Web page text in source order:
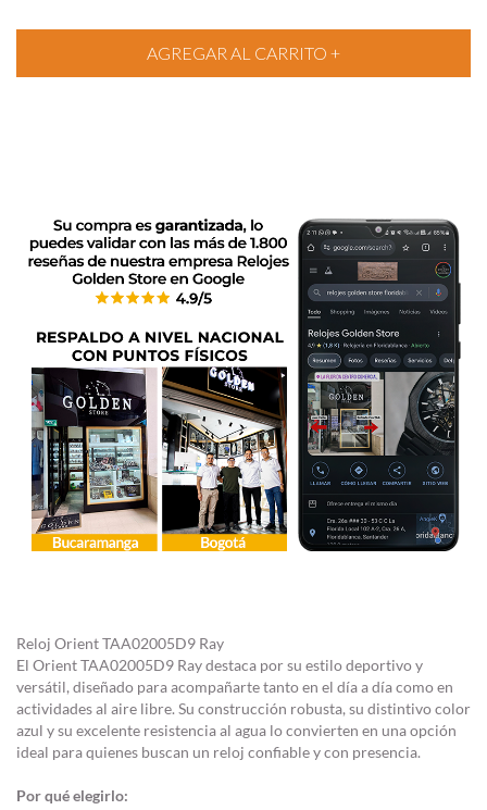
Reloj Orient TAA02005D9 Ray
El Orient TAA02005D9 Ray destaca por su estilo deportivo y
versátil, diseñado para acompañarte tanto en el día a día como en
actividades al aire libre. Su construcción robusta, su distintivo color
azul y su excelente resistencia al agua lo convierten en una opción
ideal para quienes buscan un reloj confiable y con presencia.
Por qué elegirlo: